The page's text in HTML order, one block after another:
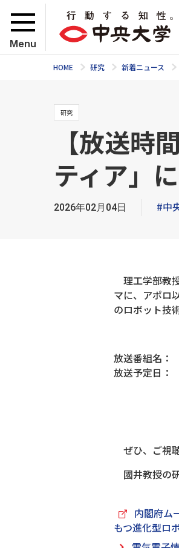
Menu
HOME 研究 新着ニュース
研究
【放送時
ティア」
2026年02月04日 #中
理工学部教
マに、アポロ
のロボット技
放送番組名
放送予定日
再放送
ぜひ、ご視
國井教授の
内閣府ム
もつ進化型ロ